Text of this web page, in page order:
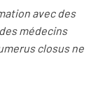
avec des
médecins
closus ne